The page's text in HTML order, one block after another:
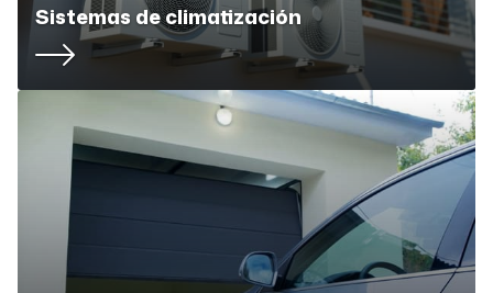
Sistemas de climatización